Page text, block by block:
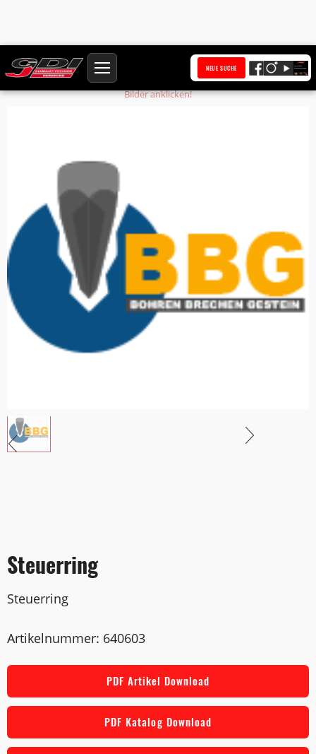
NEUE SUCHE
Startseite Produkte Steuerring
Bilder anklicken!
Steuerring
Steuerring
Artikelnummer: 640603
PDF Artikel Download
PDF Katalog Download